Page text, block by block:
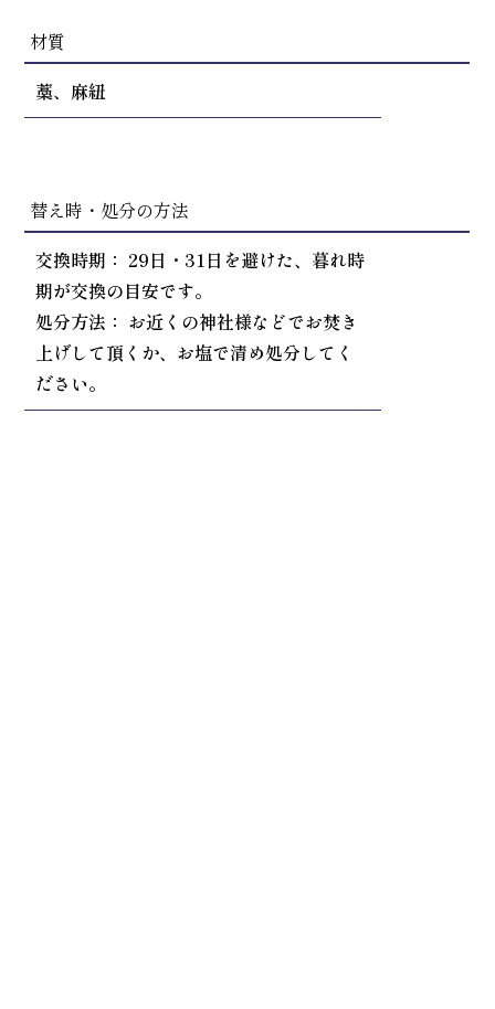
材質
藁、麻紐
替え時・処分の方法
交換時期： 29日・31日を避けた、暮れ時
期が交換の目安です。
処分方法： お近くの神社様などでお焚き
上げして頂くか、お塩で清め処分してく
ださい。